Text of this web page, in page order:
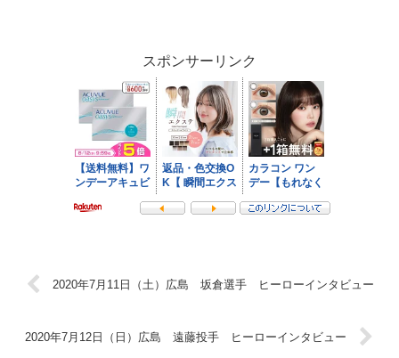
スポンサーリンク
2020年7月11日（土）広島 坂倉選手 ヒーローインタビュー
2020年7月12日（日）広島 遠藤投手 ヒーローインタビュー